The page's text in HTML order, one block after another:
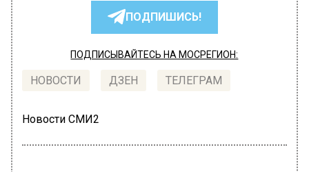
ПОДПИШИСЬ!
ПОДПИСЫВАЙТЕСЬ НА МОСРЕГИОН:
НОВОСТИ ДЗЕН ТЕЛЕГРАМ
Новости СМИ2